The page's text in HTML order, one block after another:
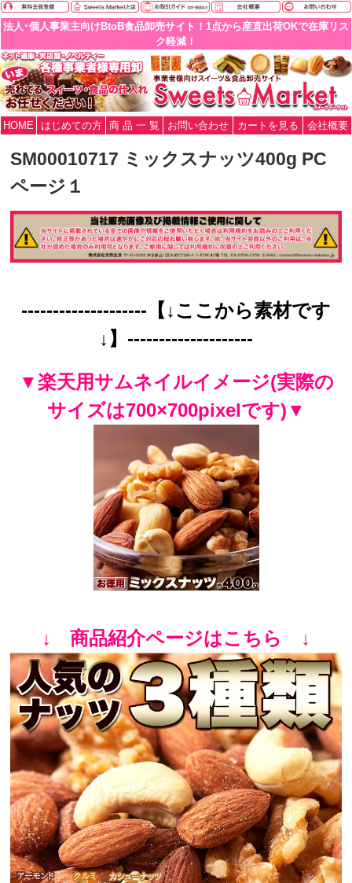
法人･個人事業主向けBtoB食品卸売サイト！1点から産直出荷OKで在庫リス
ク軽減！
HOME はじめての方 商 品 一 覧 お問い合わせ カートを見る 会社概要
SM00010717 ミックスナッツ400g PC
ページ１
--------------------【↓ここから素材です
↓】--------------------
▼楽天用サムネイルイメージ(実際の
サイズは700×700pixelです)▼
↓ 商品紹介ページはこちら ↓